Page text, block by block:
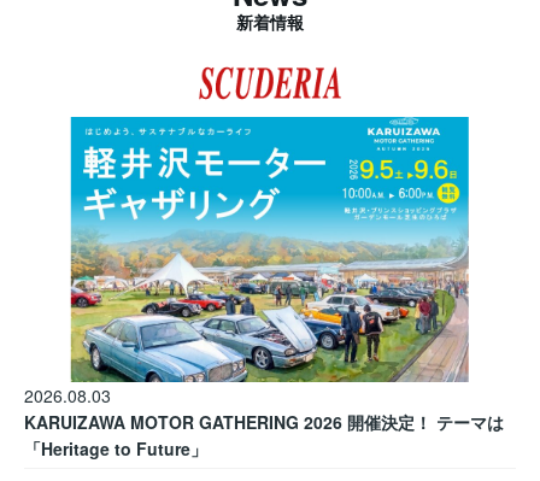
新着情報
2026.08.03
KARUIZAWA MOTOR GATHERING 2026 開催決定！ テーマは
「Heritage to Future」